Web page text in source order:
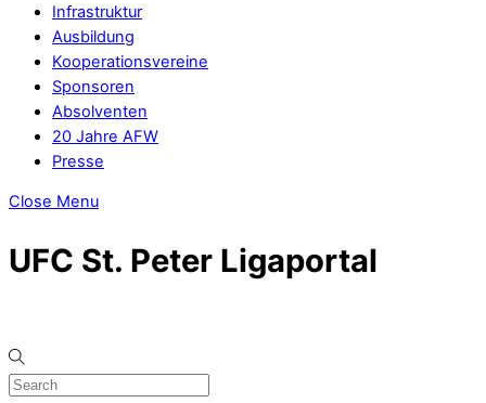
Infrastruktur
Ausbildung
Kooperationsvereine
Sponsoren
Absolventen
20 Jahre AFW
Presse
Close Menu
UFC St. Peter Ligaportal